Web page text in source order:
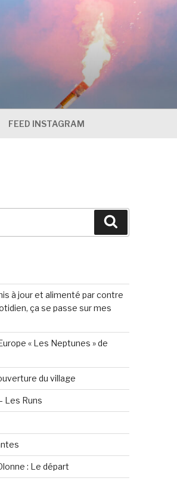
FEED INSTAGRAM
à jour et alimenté par contre
ça se passe sur mes
« Les Neptunes » de
du village
Les Runs
: Le départ